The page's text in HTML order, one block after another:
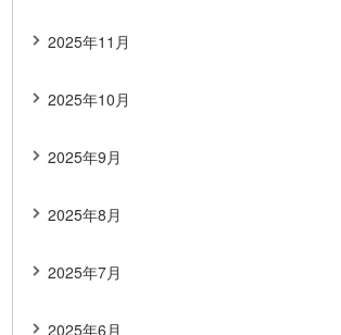
2025年11月
2025年10月
2025年9月
2025年8月
2025年7月
2025年6月